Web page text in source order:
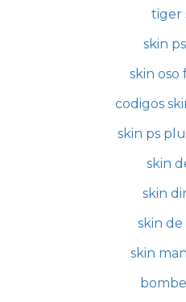
tiger
skin
skin
codigos
skin ps
skin
skin
skin
skin